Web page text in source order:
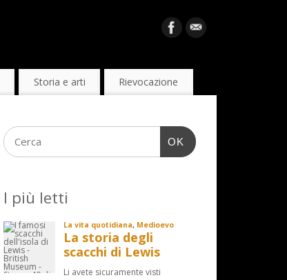
Storia e arti Rievocazione
OK
I più letti